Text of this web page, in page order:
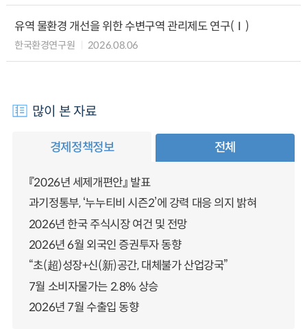
유역 물환경 개선을 위한 수변구역 관리제도 연구(Ⅰ)
한국환경연구원 2026.08.06
많이 본 자료
경제정책정보 전체
『2026년 세제개편안』 발표
과기정통부, ‘누누티비 시즌2’에 강력 대응 의지 밝혀
2026년 한국 주식시장 여건 및 전망
2026년 6월 외국인 증권투자 동향
“초(超)성장+신(新)공간, 대체불가 산업강국”
7월 소비자물가는 2.8% 상승
2026년 7월 수출입 동향